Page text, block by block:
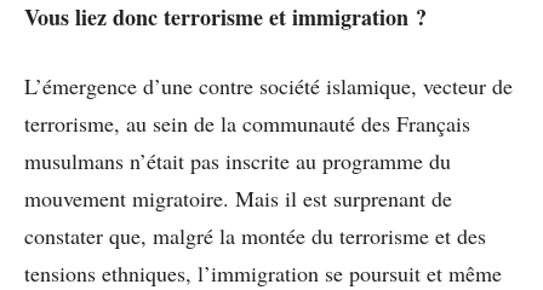
Vous liez donc terrorisme et immigration ?
L’émergence d’une contre société islamique, vecteur de
terrorisme, au sein de la communauté des Français
musulmans n’était pas inscrite au programme du
mouvement migratoire. Mais il est surprenant de
constater que, malgré la montée du terrorisme et des
tensions ethniques, l’immigration se poursuit et même